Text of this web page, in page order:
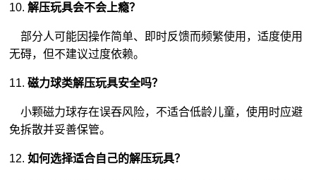
10.解压玩具会不会上瘾？
部分人可能因操作简单、即时反馈而频繁使用，适度使用
无碍，但不建议过度依赖。
11.磁力球类解压玩具安全吗？
小颗磁力球存在误吞风险，不适合低龄儿童，使用时应避
免拆散并妥善保管。
12.如何选择适合自己的解压玩具？